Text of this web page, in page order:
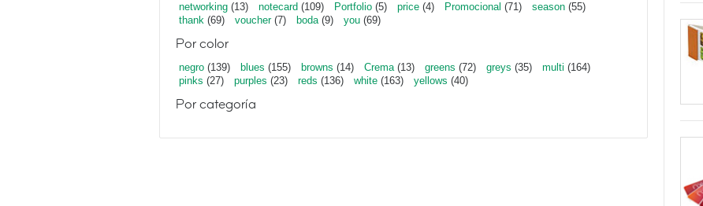
networking (13) notecard (109) Portfolio (5) price (4) Promocional (71) season (55)
thank (69) voucher(7) boda(9) you (69)
Por color
negro (139) blues (155) browns (14) Crema(13) greens (72) greys (35) multi (164)
pinks (27) purples (23) reds (136) white (163) yellows (40)
Por categoría